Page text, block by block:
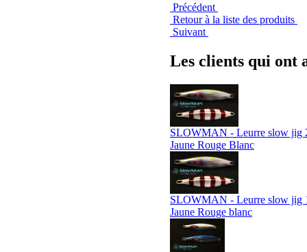
Précédent
Retour à la liste des produits
Suivant
Les clients qui ont
SLOWMAN - Leurre slow jig
Jaune Rouge Blanc
SLOWMAN - Leurre slow jig
Jaune Rouge blanc